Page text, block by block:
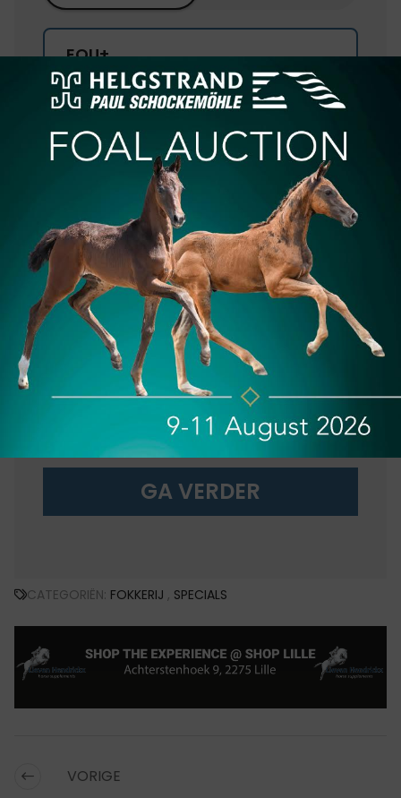
EQU+
gazet
BEST
VALUE
de Paarden gazet
€5,50/maand
OF
€55,00/
Onbeperkt toegang tot alle digitale content
van equnews
Onbeperkt toegang tot de trainingen van
Onbeperkt toegang tot alle videocontent
GA VERDER
CATEGORIËN: FOKKERIJ , SPECIALS
VORIGE